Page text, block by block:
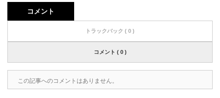
コメント
トラックバック ( 0 )
コメント ( 0 )
この記事へのコメントはありません。